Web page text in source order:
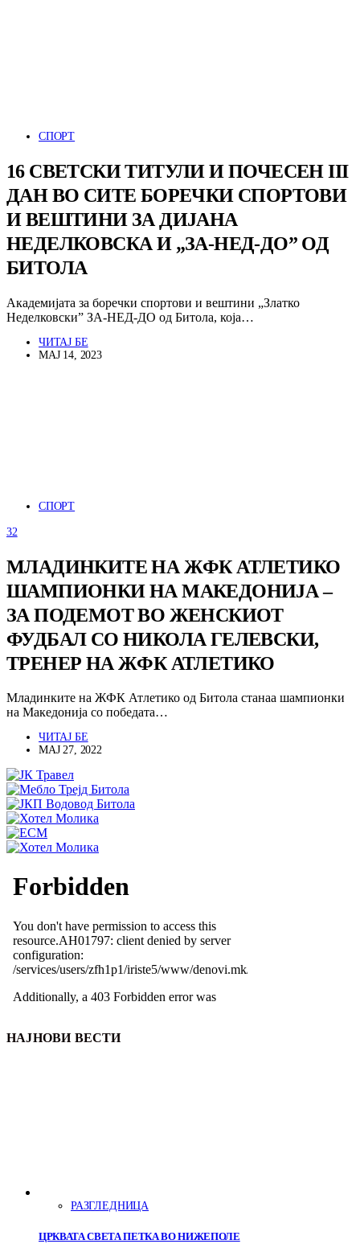
СПОРТ
16 СВЕТСКИ ТИТУЛИ И ПОЧЕСЕН III
ДАН ВО СИТЕ БОРЕЧКИ СПОРТОВИ
И ВЕШТИНИ ЗА ДИЈАНА
НЕДЕЛКОВСКА И „ЗА-НЕД-ДО” ОД
БИТОЛА
Академијата за боречки спортови и вештини „Златко
Неделковски” ЗА-НЕД-ДО од Битола, која…
ЧИТАЈ БЕ
МАЈ 14, 2023
СПОРТ
32
МЛАДИНКИТЕ НА ЖФК АТЛЕТИКО
ШАМПИОНКИ НА МАКЕДОНИЈА –
ЗА ПОДЕМОТ ВО ЖЕНСКИОТ
ФУДБАЛ СО НИКОЛА ГЕЛЕВСКИ,
ТРЕНЕР НА ЖФК АТЛЕТИКО
Младинките на ЖФК Атлетико од Битола станаа шампионки
на Македонија со победата…
ЧИТАЈ БЕ
МАЈ 27, 2022
НАЈНОВИ ВЕСТИ
РАЗГЛЕДНИЦА
ЦРКВАТА СВЕТА ПЕТКА ВО НИЖЕПОЛЕ